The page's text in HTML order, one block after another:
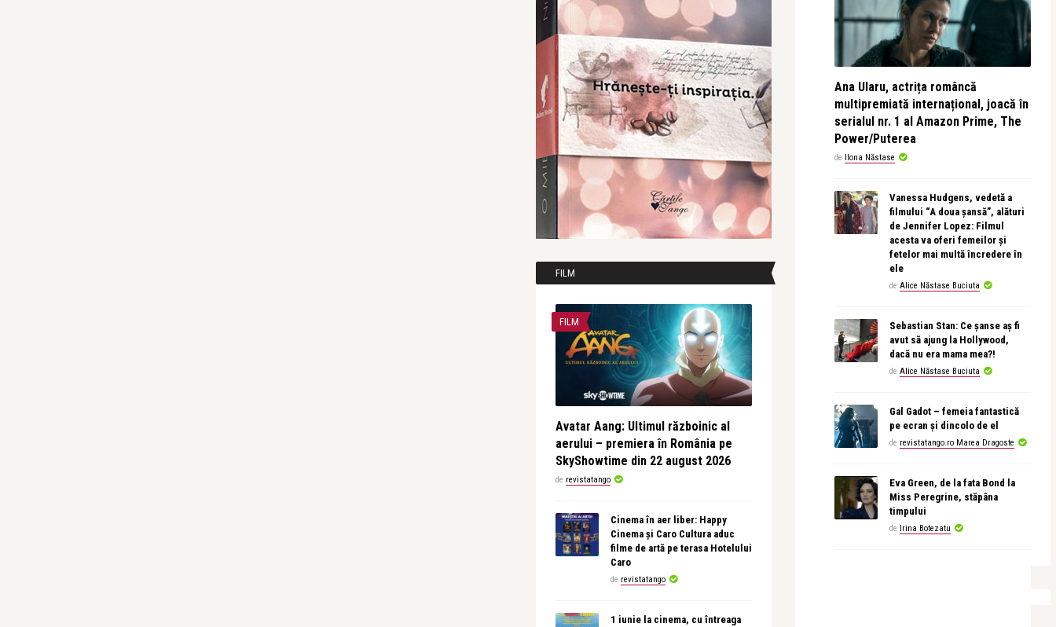
FILM
FILM
Avatar Aang: Ultimul războinic al
aerului – premiera în România pe
SkyShowtime din 22 august 2026
de revistatango
Cinema în aer liber: Happy
Cinema și Caro Cultura aduc
filme de artă pe terasa Hotelului
Caro
de revistatango
1 iunie la cinema, cu întreaga
Ana Ularu, actrița româncă
multipremiată internațional, joacă în
serialul nr. 1 al Amazon Prime, The
Power/Puterea
de Ilona Năstase
Vanessa Hudgens, vedetă a
filmului “A doua șansă”, alături
de Jennifer Lopez: Filmul
acesta va oferi femeilor și
fetelor mai multă încredere în
ele
de Alice Năstase Buciuta
Sebastian Stan: Ce șanse aș fi
avut să ajung la Hollywood,
dacă nu era mama mea?!
de Alice Năstase Buciuta
Gal Gadot – femeia fantastică
pe ecran și dincolo de el
de revistatango.ro Marea Dragoste
Eva Green, de la fata Bond la
Miss Peregrine, stăpâna
timpului
de Irina Botezatu